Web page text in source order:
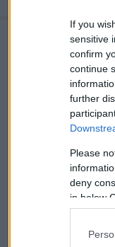
If you
sensitive
confirm
continue
further
Please
deny
in below